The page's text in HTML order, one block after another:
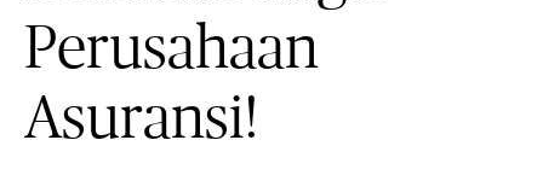
Perusahaan
Asuransi!